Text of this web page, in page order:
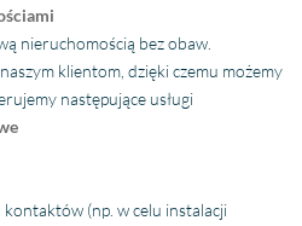
nieruchomością bez obaw.
klientom, dzięki czemu możemy
następujące usługi
kontaktów (np. w celu instalacji